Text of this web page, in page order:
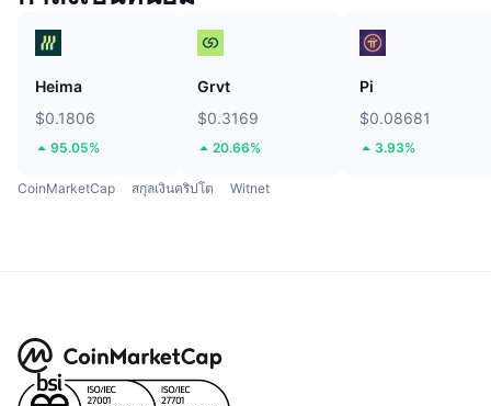
Heima
$0.1806
95.05%
Grvt
$0.3169
20.66%
Pi
$0.08681
3.93%
CoinMarketCap สกุลเงินคริปโต Witnet